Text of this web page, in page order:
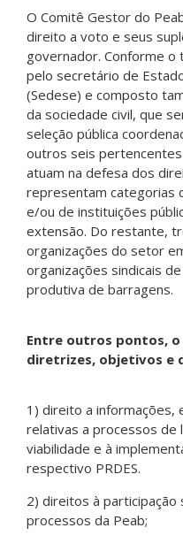
O Comitê Gestor do
direito a voto e seus
governador. Conforme
pelo secretário de
(Sedese) e composto
da sociedade civil, que
seleção pública
outros seis
atuam na defesa dos
representam categorias
e/ou de instituições
extensão. Do restante,
organizações do setor
organizações sindicais
produtiva de barragens.
Entre outros pontos,
diretrizes, objetivos e
1) direito a informações,
relativas a processos de
viabilidade e à
respectivo PRDES.
2) direitos à participação
processos da Peab;